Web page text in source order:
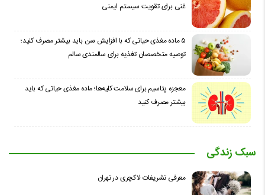
غنی برای تقویت سیستم ایمنی
۵ ماده مغذی حیاتی که با افزایش سن باید بیشتر مصرف کنید؛
توصیه متخصصان تغذیه برای سالمندی سالم
معجزه پتاسیم برای سلامت کلیه‌ها؛ ماده مغذی حیاتی که باید
بیشتر مصرف کنید
سبک زندگی
معرفی تشریفات لاکچری در تهران